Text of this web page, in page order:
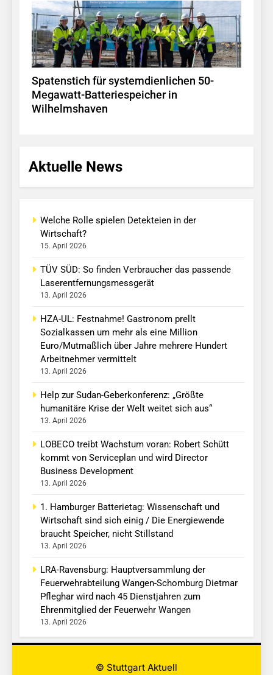
Spatenstich für systemdienlichen 50-
Megawatt-Batteriespeicher in
Wilhelmshaven
Aktuelle News
Welche Rolle spielen Detekteien in der
Wirtschaft?
15. April 2026
TÜV SÜD: So finden Verbraucher das passende
Laserentfernungsmessgerät
13. April 2026
HZA-UL: Festnahme! Gastronom prellt
Sozialkassen um mehr als eine Million
Euro/Mutmaßlich über Jahre mehrere Hundert
Arbeitnehmer vermittelt
13. April 2026
Help zur Sudan-Geberkonferenz: „Größte
humanitäre Krise der Welt weitet sich aus“
13. April 2026
LOBECO treibt Wachstum voran: Robert Schütt
kommt von Serviceplan und wird Director
Business Development
13. April 2026
1. Hamburger Batterietag: Wissenschaft und
Wirtschaft sind sich einig / Die Energiewende
braucht Speicher, nicht Stillstand
13. April 2026
LRA-Ravensburg: Hauptversammlung der
Feuerwehrabteilung Wangen-Schomburg Dietmar
Pfleghar wird nach 45 Dienstjahren zum
Ehrenmitglied der Feuerwehr Wangen
13. April 2026
© Stuttgart Aktuell